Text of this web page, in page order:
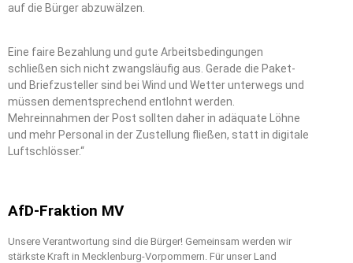
auf die Bürger abzuwälzen.
Eine faire Bezahlung und gute Arbeitsbedingungen
schließen sich nicht zwangsläufig aus. Gerade die Paket-
und Briefzusteller sind bei Wind und Wetter unterwegs und
müssen dementsprechend entlohnt werden.
Mehreinnahmen der Post sollten daher in adäquate Löhne
und mehr Personal in der Zustellung fließen, statt in digitale
Luftschlösser.“
AfD-Fraktion MV
Unsere Verantwortung sind die Bürger! Gemeinsam werden wir
stärkste Kraft in Mecklenburg-Vorpommern. Für unser Land